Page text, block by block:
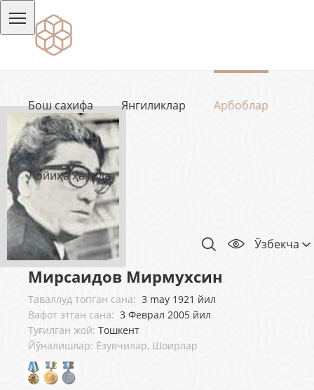
Бош сахифа Янгиликлар Арбоблар
Лойиҳа ҳақида
Ўзбекча
Мирсаидов Мирмухсин
Таваллуд топган сана: 3 may 1921 йил
Вафот этган сана: 3 Феврал 2005 йил
Туғилган жой: Тошкент
Йўналишлар: Ёзувчилар, Шоирлар